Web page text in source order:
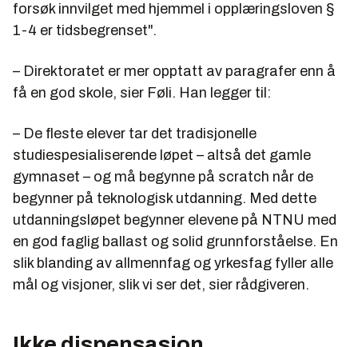
forsøk innvilget med hjemmel i opplæringsloven §
1-4 er tidsbegrenset".
– Direktoratet er mer opptatt av paragrafer enn å
få en god skole, sier Føli. Han legger til:
– De fleste elever tar det tradisjonelle
studiespesialiserende løpet – altså det gamle
gymnaset – og må begynne på scratch når de
begynner på teknologisk utdanning. Med dette
utdanningsløpet begynner elevene på NTNU med
en god faglig ballast og solid grunnforståelse. En
slik blanding av allmennfag og yrkesfag fyller alle
mål og visjoner, slik vi ser det, sier rådgiveren.